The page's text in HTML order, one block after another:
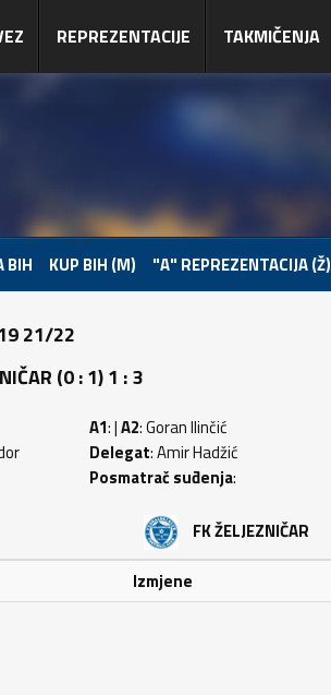
REPREZENTACIJE TAKMIČENJA
BIH KUP BIH (M) "A" REPREZENTACIJA (Ž)
21/22
(0 : 1) 1 : 3
A1: |A2: Goran Ilinčić
Delegat: Amir Hadžić
Posmatrač suđenja:
FK ŽELJEZNIČAR
Izmjene